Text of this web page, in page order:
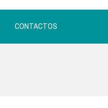
CONTACTOS